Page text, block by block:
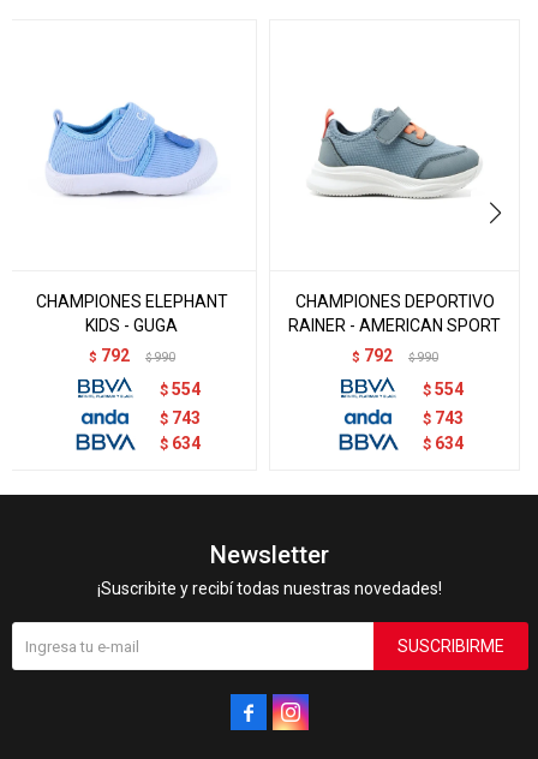
CHAMPIONES ELEPHANT
KIDS - GUGA
$ 792 $ 990
$ 554
$ 743
$ 634
CHAMPIONES DEPORTIVO
RAINER - AMERICAN SPORT
$ 792 $ 990
$ 554
$ 743
$ 634
Newsletter
¡Suscribite y recibí todas nuestras novedades!
SUSCRIBIRME
 